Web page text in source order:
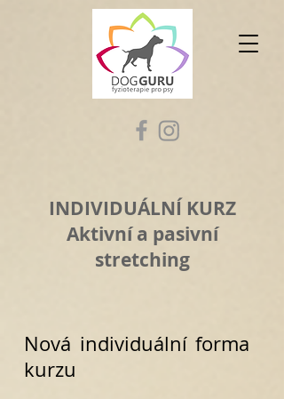
INDIVIDUÁLNÍ KURZ
Aktivní a pasivní
stretching
Nová individuální forma
kurzu